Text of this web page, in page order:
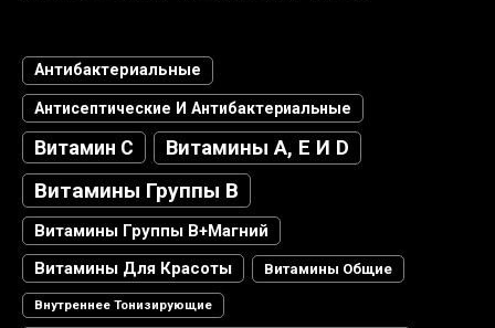
Антибактериальные
Антисептические И Антибактериальные
Витамин С Витамины А, Е И D
Витамины Группы В
Витамины Группы В+магний
Витамины Для Красоты
Витамины Общие
Внутреннее Тонизирующие